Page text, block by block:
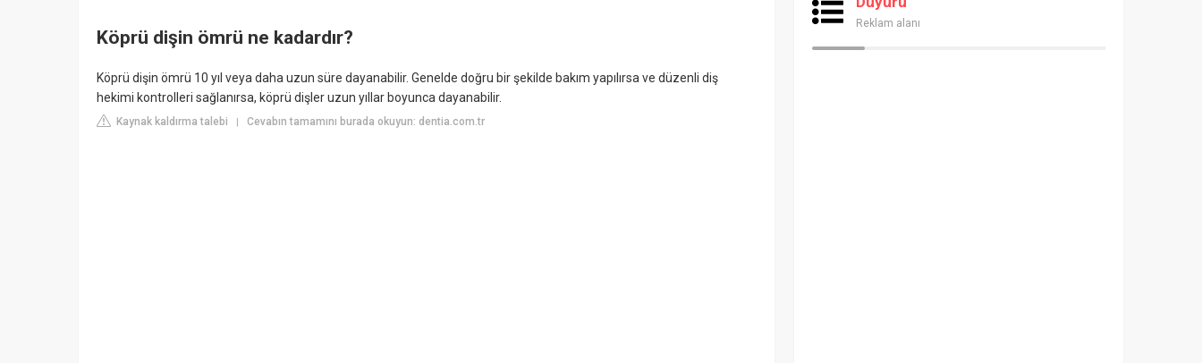
Köprü dişin ömrü ne kadardır?
Köprü dişin ömrü 10 yıl veya daha uzun süre dayanabilir. Genelde doğru bir şekilde bakım yapılırsa ve düzenli diş
hekimi kontrolleri sağlanırsa, köprü dişler uzun yıllar boyunca dayanabilir.
Kaynak kaldırma talebi Cevabın tamamını burada okuyun: dentia.com.tr
Reklam alanı